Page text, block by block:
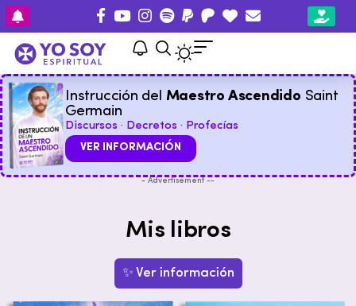
Instrucción del Maestro Ascendido Saint
Germain
Discursos · Decretos · Profecías
VER INFORMACIÓN
- Advertisement --
Mis libros
✨ Ver información